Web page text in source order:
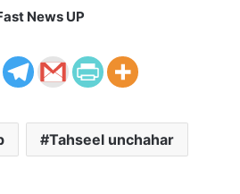
News UP
Tahseel unchahar